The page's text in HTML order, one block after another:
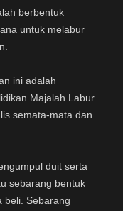
berbentuk
untuk melabur
ini adalah
Majalah Labur
semata-mata dan
duit serta
sebarang bentuk
beli. Sebarang